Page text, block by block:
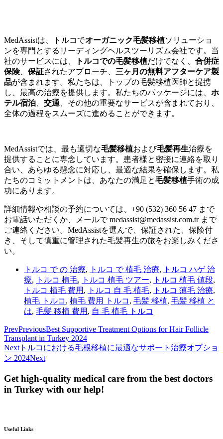
MedAssistは、トルコでオーガニック毛髪移植ソリューショ
ンを専門とするリーディングヘルスツーリズム会社です。当
社のサービスには、
トルコでの毛髪移植だけでなく、 合併症
保険、 保証されたアプローチ、 三ヶ月の無料アフターケア製
品が含まれます。私たちは、トップの毛髪移植医師と提携
し、最高の治療を提供します。私たちのパッケージには、 ホ
テル宿泊、 交通、その他の重要なサービスが含まれており、
全体の過程をスムーズに進めることができます。
MedAssistでは、最も適切な毛髪移植および毛髪再生治療を
提供することに専念しています。患者様と密接に連絡を取り
合い、あらゆる懸念に対応し、最適な結果を確保します。私
たちのコミットメントは、あなたの満足と毛髪移植手術の成
功にあります。
詳細情報や相談の予約については、+90 (532) 360 56 47 まで
お電話いただくか、メールで medassist@medassist.com.tr まで
ご連絡ください。MedAssistを選んで、保証された、保険付
き、そして慎重に管理された毛髪再生の旅をお楽しみくださ
い。
トルコ で の 治療, トルコ で 植毛 治療,
トルコ ハゲ 治
療, トルコ 植毛, トルコ 植毛 ツアー, トルコ 植毛 値段,
トルコ 植毛 費用 , トルコ 自 毛 植毛, トルコ 薄毛 治療,
植毛 トルコ , 植毛 費用 トルコ , 毛髪 移植, 毛髪 移植 と
は, 毛髪 移植 費用 , 自 毛 植毛 トルコ
PrevPreviousBest Supportive Treatment Options for Hair Follicle
Transplant in Turkey 2024
Nextトルコにおける毛根移植に最適なサポート治療オプショ
ン 2024Next
Get high-quality medical care from the best doctors
in Turkey with our help!
Useful Links